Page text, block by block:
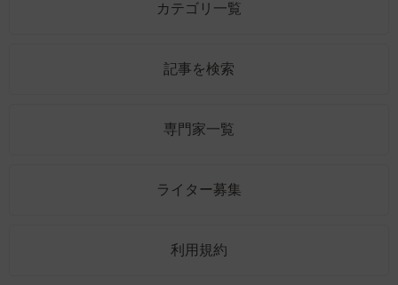
カテゴリ一覧
記事を検索
専門家一覧
ライター募集
利用規約